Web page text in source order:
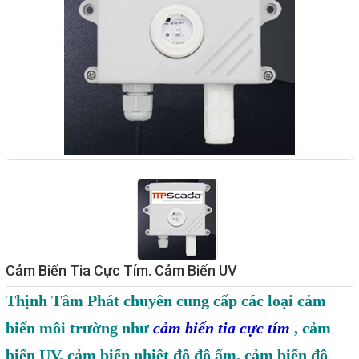
Cảm Biến Tia Cực Tím. Cảm Biến UV
Thịnh Tâm Phát chuyên cung cấp các loại cảm
biến môi trường như cảm biến tia cực tím , cảm
biến UV, cảm biến nhiệt độ độ ẩm, cảm biến độ
Giải pháp quản lý bằng mã
Bảng LED điện tử
Bảng điện tử năng suất
Đồng hồ thời gian thực
PLC - Bộ lập trình PLC
Biến tần
Máy tính công nghiệp